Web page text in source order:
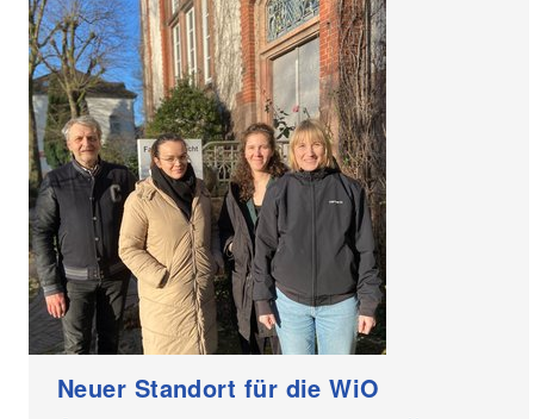
Neuer Standort für die WiO